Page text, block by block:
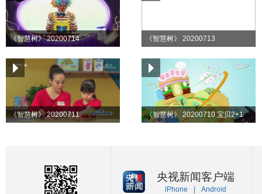
《智慧树》 20200714 《智慧树》 20200713
《智慧树》 20200711 《智慧树》 20200710 宝贝2+1
央视新闻客户端
iPhone Android